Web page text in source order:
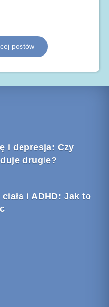
postów
i depresja: Czy
drugie?
i ADHD: Jak to